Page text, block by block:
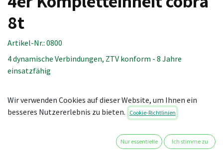
8t
Artikel-Nr.: 0800
4 dynamische Verbindungen, ZTV konform - 8 Jahre
einsatzfähig
1 St. Scheuerschutz cobra 8t (12 m)
Wir verwenden Cookies auf dieser Website, um Ihnen ein
besseres Nutzererlebnis zu bieten.
Cookie-Richtlinien
Nur essentielle Ich stimme zu